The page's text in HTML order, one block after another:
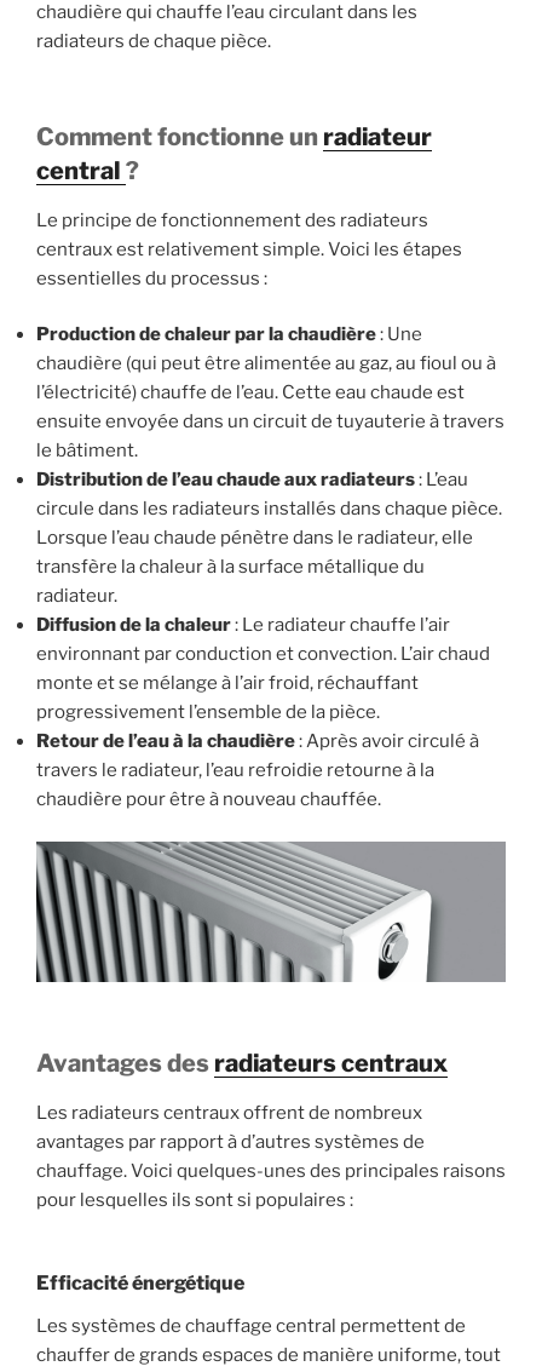
chaudière qui chauffe l’eau circulant dans les
radiateurs de chaque pièce.
Comment fonctionne un radiateur
central ?
Le principe de fonctionnement des radiateurs
centraux est relativement simple. Voici les étapes
essentielles du processus :
Production de chaleur par la chaudière: Une
chaudière (qui peut être alimentée au gaz, au fioul ou à
l’électricité) chauffe de l’eau. Cette eau chaude est
ensuite envoyée dans un circuit de tuyauterie à travers
le bâtiment.
Distribution de l’eau chaude aux radiateurs: L’eau
circule dans les radiateurs installés dans chaque pièce.
Lorsque l’eau chaude pénètre dans le radiateur, elle
transfère la chaleur à la surface métallique du
radiateur.
Diffusion de la chaleur: Le radiateur chauffe l’air
environnant par conduction et convection. L’air chaud
monte et se mélange à l’air froid, réchauffant
progressivement l’ensemble de la pièce.
Retour de l’eau à la chaudière: Après avoir circulé à
travers le radiateur, l’eau refroidie retourne à la
chaudière pour être à nouveau chauffée.
Avantages des radiateurs centraux
Les radiateurs centraux offrent de nombreux
avantages par rapport à d’autres systèmes de
chauffage. Voici quelques-unes des principales raisons
pour lesquelles ils sont si populaires :
Efficacité énergétique
Les systèmes de chauffage central permettent de
chauffer de grands espaces de manière uniforme, tout